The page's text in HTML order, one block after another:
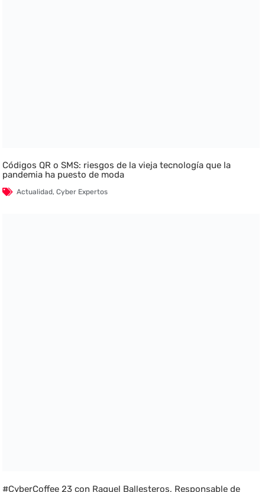
Códigos QR o SMS: riesgos de la vieja tecnología que la
pandemia ha puesto de moda
Actualidad,Cyber Expertos
#CyberCoffee 23 con Raquel Ballesteros, Responsable de